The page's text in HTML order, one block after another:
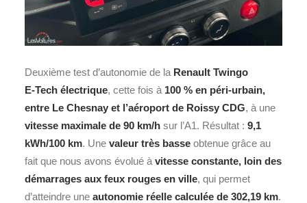
Deuxième test d’autonomie de la Renault Twingo
E‑Tech électrique, cette fois à 100 % en péri‑urbain,
entre Le Chesnay et l’aéroport de Roissy CDG, à une
vitesse maximale de 90 km/h sur l’A1. Résultat : 9,1
kWh/100 km. Une valeur très basse obtenue grâce au
fait que nous avons évolué à vitesse constante, loin des
démarrages aux feux rouges en ville, qui permet
d’atteindre une autonomie réelle calculée de 302,19 km.